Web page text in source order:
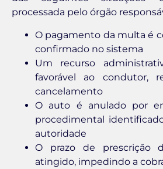
processada pelo órgão
O pagamento da multa é
confirmado no sistema
Um recurso
favorável ao condutor,
cancelamento
O auto é anulado por
procedimental
autoridade
O prazo de prescrição
atingido, impedindo a